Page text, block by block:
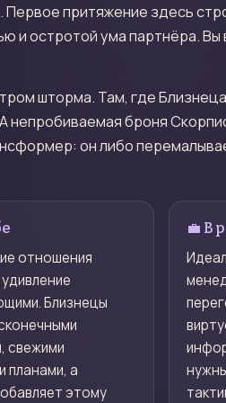
притяжение здесь
и остротой ума партнёра.
шторма. Там, где
броня
он либо
отношения
Близнецы
свежими
планами, а
этому
💼 В